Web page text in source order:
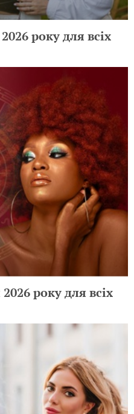
року для всіх
року для всіх